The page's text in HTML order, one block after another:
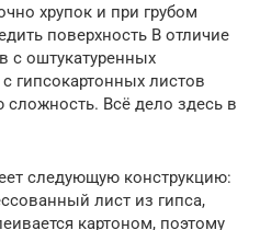
хрупок и при грубом
поверхность В отличие
с оштукатуренных
гипсокартонных листов
сложность. Всё дело здесь в
следующую конструкцию:
лист из гипса,
картоном, поэтому